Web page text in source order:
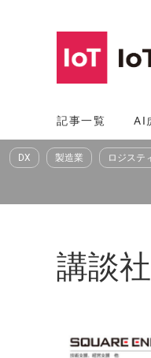
へ
ス
記事一覧 AI
DX 製造業 ロジステ
講談